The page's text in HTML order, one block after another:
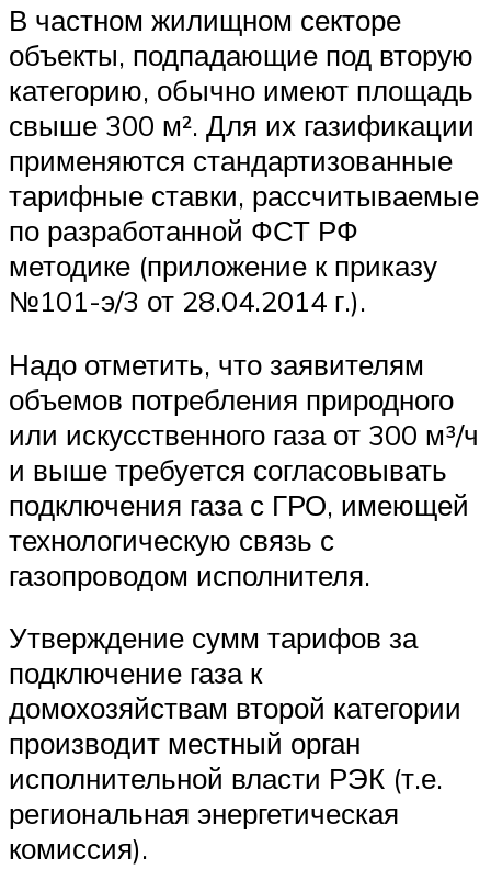
В частном жилищном секторе
объекты, подпадающие под вторую
категорию, обычно имеют площадь
свыше 300 м². Для их газификации
применяются стандартизованные
тарифные ставки, рассчитываемые
по разработанной ФСТ РФ
методике (приложение к приказу
№101-э/3 от 28.04.2014 г.).
Надо отметить, что заявителям
объемов потребления природного
или искусственного газа от 300 м³/ч
и выше требуется согласовывать
подключения газа с ГРО, имеющей
технологическую связь с
газопроводом исполнителя.
Утверждение сумм тарифов за
подключение газа к
домохозяйствам второй категории
производит местный орган
исполнительной власти РЭК (т.е.
региональная энергетическая
комиссия).